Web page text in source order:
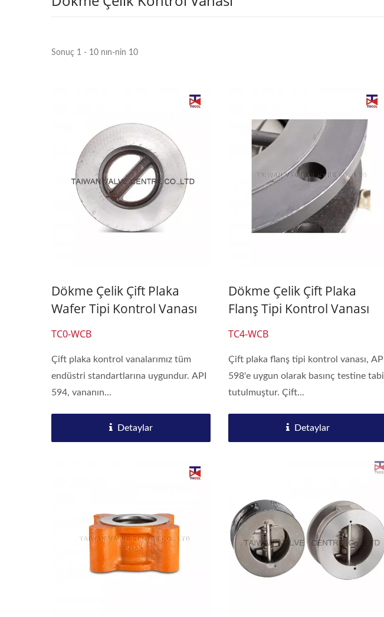
Sonuç 1 - 10 nın-nin 10
Dökme Çelik Çift Plaka
Wafer Tipi Kontrol Vanası
TC0-WCB
Çift plaka kontrol vanalarımız tüm
endüstri standartlarına uygundur. API
594, vananın...
Detaylar
Dökme Çelik Çift Plaka
Flanş Tipi Kontrol Vanası
TC4-WCB
Çift plaka flanş tipi kontrol vanası, API
598'e uygun olarak basınç testine tabi
tutulmuştur. Çift...
Detaylar